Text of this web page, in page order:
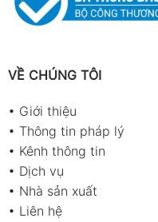
VỀ CHÚNG TÔI
• Giới thiệu
• Thông tin pháp lý
• Kênh thông tin
• Dịch vụ
• Nhà sản xuất
• Liên hệ